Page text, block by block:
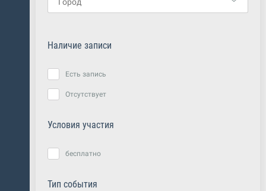
Наличие записи
Есть запись
Отсутствует
Условия участия
бесплатно
Тип события